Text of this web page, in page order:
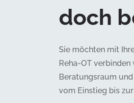
doch
Sie möchten mit
Reha-OT
Beratungsraum
vom Einstieg bis